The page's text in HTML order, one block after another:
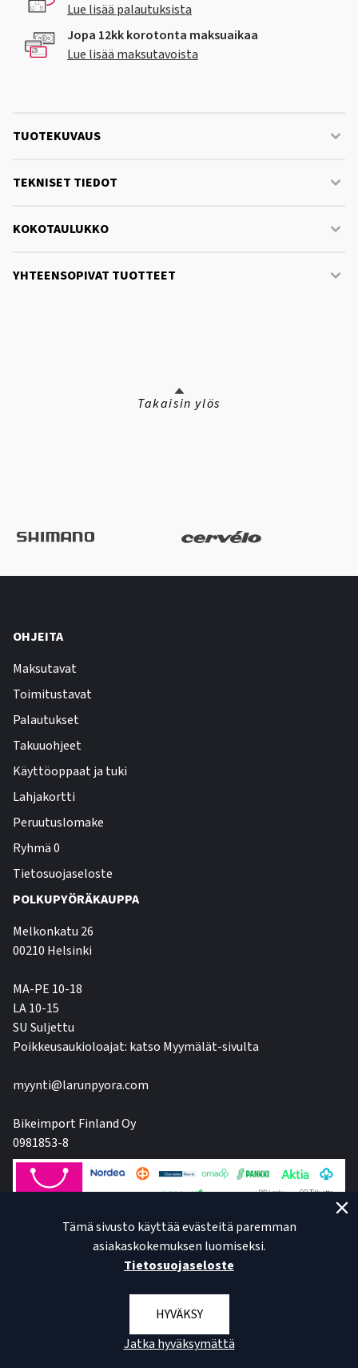
Lue lisää palautuksista
Jopa 12kk korotonta maksuaikaa
Lue lisää maksutavoista
TUOTEKUVAUS
TEKNISET TIEDOT
KOKOTAULUKKO
YHTEENSOPIVAT TUOTTEET
Takaisin ylös
OHJEITA
Maksutavat
Toimitustavat
Palautukset
Takuuohjeet
Käyttöoppaat ja tuki
Lahjakortti
Peruutuslomake
Ryhmä 0
Tietosuojaseloste
POLKUPYÖRÄKAUPPA
Melkonkatu 26
00210 Helsinki
MA-PE 10-18
LA 10-15
SU Suljettu
Poikkeusaukioloajat: katso Myymälät-sivulta
myynti@larunpyora.com
Bikeimport Finland Oy
0981853-8
Tämä sivusto käyttää evästeitä paremman
asiakaskokemuksen luomiseksi.
Tietosuojaseloste
HYVÄKSY
Jatka hyväksymättä